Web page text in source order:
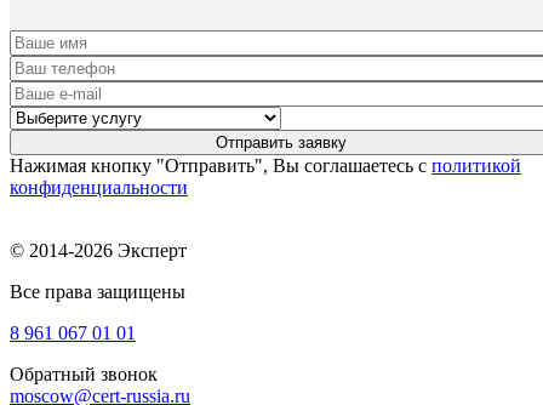
Нажимая кнопку "Отправить", Вы соглашаетесь с политикой
конфиденциальности
© 2014-2026 Эксперт
Все права защищены
8 961 067 01 01
Обратный звонок
moscow@cert-russia.ru